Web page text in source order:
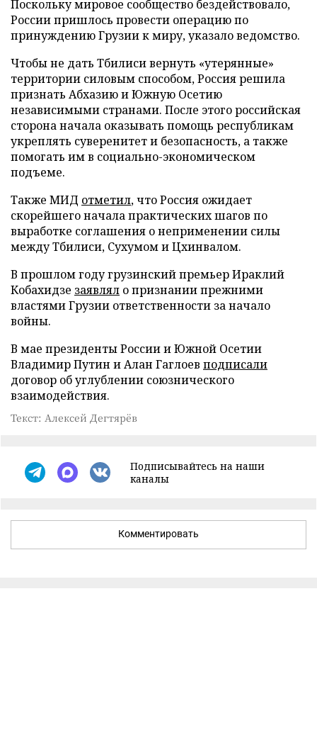
Поскольку мировое сообщество бездействовало,
России пришлось провести операцию по
принуждению Грузии к миру, указало ведомство.
Чтобы не дать Тбилиси вернуть «утерянные»
территории силовым способом, Россия решила
признать Абхазию и Южную Осетию
независимыми странами. После этого российская
сторона начала оказывать помощь республикам
укреплять суверенитет и безопасность, а также
помогать им в социально-экономическом
подъеме.
Также МИД отметил, что Россия ожидает
скорейшего начала практических шагов по
выработке соглашения о неприменении силы
между Тбилиси, Сухумом и Цхинвалом.
В прошлом году грузинский премьер Ираклий
Кобахидзе заявлял о признании прежними
властями Грузии ответственности за начало
войны.
В мае президенты России и Южной Осетии
Владимир Путин и Алан Гаглоев подписали
договор об углублении союзнического
взаимодействия.
Текст: Алексей Дегтярёв
Подписывайтесь на наши
каналы
Комментировать